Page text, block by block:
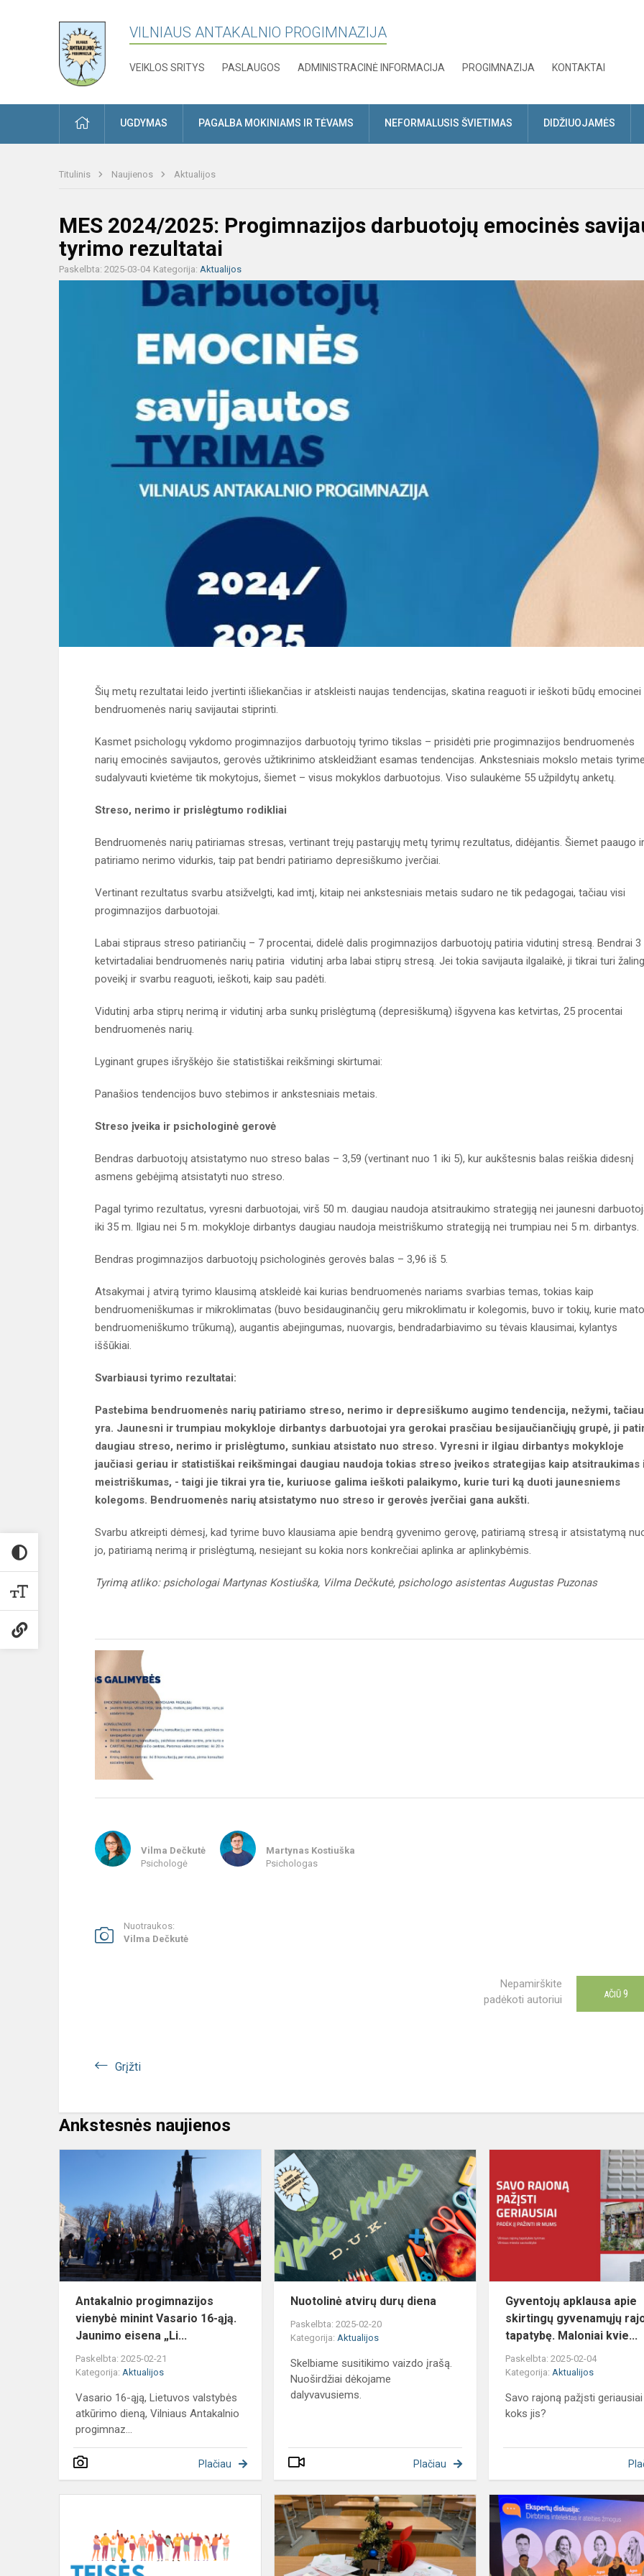
VILNIAUS ANTAKALNIO PROGIMNAZIJA
VEIKLOS SRITYS PASLAUGOS ADMINISTRACINĖ INFORMACIJA PROGIMNAZIJA KONTAKTAI
PRADŽIAUGDYMAS PAGALBA MOKINIAMS IR TĖVAMS NEFORMALUSIS ŠVIETIMAS DIDŽIUOJAMĖS
Titulinis Naujienos Aktualijos
MES 2024/2025: Progimnazijos darbuotojų emocinės
tyrimo rezultatai
Paskelbta: 2025-03-04 Kategorija: Aktualijos
Šių metų rezultatai leido įvertinti išliekančias ir atskleisti naujas tendencijas, skatina reaguoti ir ieškoti būdų emocinei
bendruomenės narių savijautai stiprinti.
Kasmet psichologų vykdomo progimnazijos darbuotojų tyrimo tikslas – prisidėti prie progimnazijos bendruomenės
narių emocinės savijautos, gerovės užtikrinimo atskleidžiant esamas tendencijas. Ankstesniais mokslo metais tyrime
sudalyvauti kvietėme tik mokytojus, šiemet – visus mokyklos darbuotojus. Viso sulaukėme 55 užpildytų anketų.
Streso, nerimo ir prislėgtumo rodikliai
Bendruomenės narių patiriamas stresas, vertinant trejų pastarųjų metų tyrimų rezultatus, didėjantis. Šiemet paaugo ir
patiriamo nerimo vidurkis, taip pat bendri patiriamo depresiškumo įverčiai.
Vertinant rezultatus svarbu atsižvelgti, kad imtį, kitaip nei ankstesniais metais sudaro ne tik pedagogai, tačiau visi
progimnazijos darbuotojai.
Labai stipraus streso patiriančių – 7 procentai, didelė dalis progimnazijos darbuotojų patiria vidutinį stresą. Bendrai 3
ketvirtadaliai bendruomenės narių patiria vidutinį arba labai stiprų stresą. Jei tokia savijauta ilgalaikė, ji tikrai turi
poveikį ir svarbu reaguoti, ieškoti, kaip sau padėti.
Vidutinį arba stiprų nerimą ir vidutinį arba sunkų prislėgtumą (depresiškumą) išgyvena kas ketvirtas, 25 procentai
bendruomenės narių.
Lyginant grupes išryškėjo šie statistiškai reikšmingi skirtumai:
Panašios tendencijos buvo stebimos ir ankstesniais metais.
Streso įveika ir psichologinė gerovė
Bendras darbuotojų atsistatymo nuo streso balas – 3,59 (vertinant nuo 1 iki 5), kur aukštesnis balas reiškia didesnį
asmens gebėjimą atsistatyti nuo streso.
Pagal tyrimo rezultatus, vyresni darbuotojai, virš 50 m. daugiau naudoja atsitraukimo strategiją nei jaunesni
iki 35 m. Ilgiau nei 5 m. mokykloje dirbantys daugiau naudoja meistriškumo strategiją nei trumpiau nei 5 m. dirbantys.
Bendras progimnazijos darbuotojų psichologinės gerovės balas – 3,96 iš 5.
Atsakymai į atvirą tyrimo klausimą atskleidė kai kurias bendruomenės nariams svarbias temas, tokias kaip
bendruomeniškumas ir mikroklimatas (buvo besidauginančių geru mikroklimatu ir kolegomis, buvo ir tokių, kurie mato
bendruomeniškumo trūkumą), augantis abejingumas, nuovargis, bendradarbiavimo su tėvais klausimai, kylantys
iššūkiai.
Svarbiausi tyrimo rezultatai:
Pastebima bendruomenės narių patiriamo streso, nerimo ir depresiškumo augimo tendencija, nežymi,
yra. Jaunesni ir trumpiau mokykloje dirbantys darbuotojai yra gerokai prasčiau besijaučiančiųjų grupė, ji
daugiau streso, nerimo ir prislėgtumo, sunkiau atsistato nuo streso. Vyresni ir ilgiau dirbantys mokykloje
jaučiasi geriau ir statistiškai reikšmingai daugiau naudoja tokias streso įveikos strategijas kaip atsitraukimas
meistriškumas, - taigi jie tikrai yra tie, kuriuose galima ieškoti palaikymo, kurie turi ką duoti jaunesniems
kolegoms. Bendruomenės narių atsistatymo nuo streso ir gerovės įverčiai gana aukšti.
Svarbu atkreipti dėmesį, kad tyrime buvo klausiama apie bendrą gyvenimo gerovę, patiriamą stresą ir atsistatymą
jo, patiriamą nerimą ir prislėgtumą, nesiejant su kokia nors konkrečiai aplinka ar aplinkybėmis.
Tyrimą atliko: psichologai Martynas Kostiuška, Vilma Dečkutė, psichologo asistentas Augustas Puzonas
Vilma Dečkutė
Psichologė
Martynas Kostiuška
Psichologas
Nuotraukos:
Vilma Dečkutė
Nepamirškite
padėkoti autoriui
AČIŪ 9
Grįžti
Ankstesnės naujienos
Antakalnio
progimnazijos
vienybė
minint
Vasario
16-
ąją.
Ja...
Antakalnio progimnazijos
vienybė minint Vasario 16-ąją.
Jaunimo eisena „Li...
Paskelbta: 2025-02-21
Kategorija: Aktualijos
Vasario 16-ąją, Lietuvos valstybės
atkūrimo dieną, Vilniaus Antakalnio
progimnaz...
Plačiau
Nuotolinė
durų
diena
Nuotolinė atvirų durų diena
Paskelbta: 2025-02-20
Kategorija:Aktualijos
Skelbiame susitikimo vaizdo įrašą.
Nuoširdžiai dėkojame
dalyvavusiems.
Plačiau
Gyventojų apklausa apie
skirtingų gyvenamųjų
tapatybę. Maloniai kvie...
Paskelbta: 2025-02-04
Kategorija:Aktualijos
Savo rajoną pažįsti
koks jis?
Mokykla
per
šventes
tapo
Džiaugsmas
iš
paauglių
širdies
vienišiems